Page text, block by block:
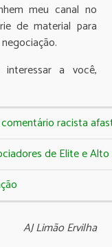
meu canal no
de material para
a você,
racista
de Elite e
AJ Limão Ervilha